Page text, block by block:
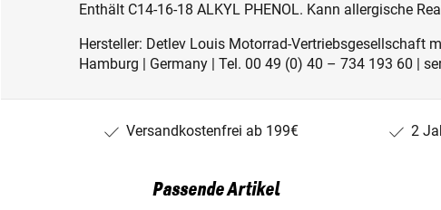
Enthält C14-16-18 ALKYL PHENOL. Kann allergische
Hersteller: Detlev Louis Motorrad-Vertriebsgesellschaft
Hamburg | Germany | Tel. 00 49 (0) 40 – 734 193 60 |
Versandkostenfrei ab 199€ 2
Passende Artikel